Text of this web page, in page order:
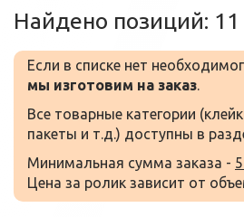
Найдено позиций: 11
Если в списке нет
мы изготовим на заказ.
Все товарные категории
пакеты и т.д.) доступны в
Минимальная сумма заказа -
Цена за ролик зависит от